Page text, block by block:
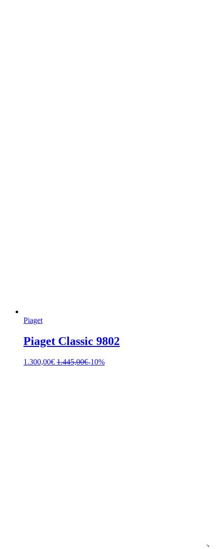
Piaget
Piaget Classic 9802
1.300,00€ 1.445,00€-10%